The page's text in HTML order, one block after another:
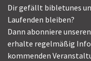
Dir gefällt bibletunes
Laufenden bleiben?
Dann abonniere
erhalte regelmäßig
kommenden